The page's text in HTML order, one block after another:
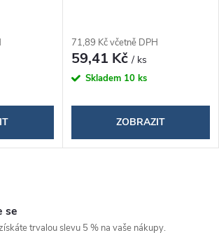
71,89 Kč včetně DPH
59,41 Kč/ ks
Skladem 10 ks
ZOBRAZIT
se
trvalou slevu 5 % na vaše nákupy.